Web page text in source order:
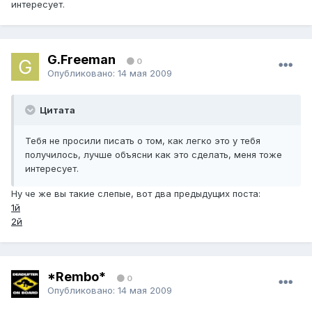
интересует.
G.Freeman 0
Опубликовано: 14 мая 2009
Цитата
Тебя не просили писать о том, как легко это у тебя
получилось, лучше объясни как это сделать, меня тоже
интересует.
Ну че же вы такие слепые, вот два предыдущих поста:
1й
2й
*Rembo* 0
Опубликовано: 14 мая 2009